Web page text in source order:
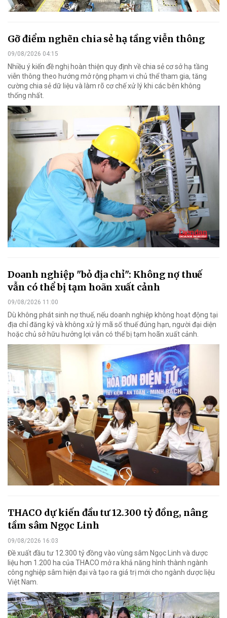
Gỡ điểm nghẽn chia sẻ hạ tầng viễn thông
09/08/2026 04:15
Nhiều ý kiến đề nghị hoàn thiện quy định về chia sẻ cơ sở hạ tầng
viễn thông theo hướng mở rộng phạm vi chủ thể tham gia, tăng
cường chia sẻ dữ liệu và làm rõ cơ chế xử lý khi các bên không
thống nhất.
Doanh nghiệp "bỏ địa chỉ": Không nợ thuế
vẫn có thể bị tạm hoãn xuất cảnh
09/08/2026 11:00
Dù không phát sinh nợ thuế, nếu doanh nghiệp không hoạt động tại
địa chỉ đăng ký và không xử lý mã số thuế đúng hạn, người đại diện
hoặc chủ sở hữu hưởng lợi vẫn có thể bị tạm hoãn xuất cảnh.
THACO dự kiến đầu tư 12.300 tỷ đồng, nâng
tầm sâm Ngọc Linh
09/08/2026 16:03
Đề xuất đầu tư 12.300 tỷ đồng vào vùng sâm Ngọc Linh và dược
liệu hơn 1.200 ha của THACO mở ra khả năng hình thành ngành
công nghiệp sâm hiện đại và tạo ra giá trị mới cho ngành dược liệu
Việt Nam.